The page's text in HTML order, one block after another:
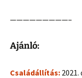
—————————–
Ajánló:
Családállítás: 2021.